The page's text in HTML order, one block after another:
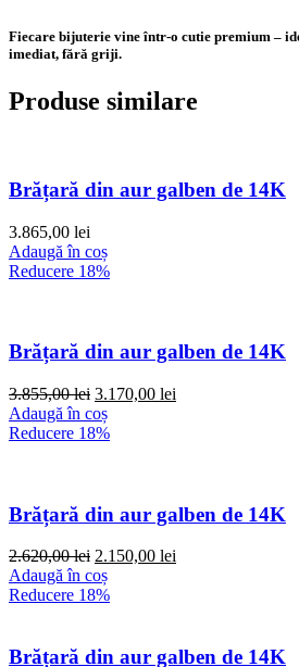
Fiecare bijuterie vine într-o cutie premium –
imediat, fără griji.
Produse similare
Brățară din aur galben de 14K
3.865,00 lei
Adaugă în coș
Reducere 18%
Brățară din aur galben de 14K
3.855,00lei Prețul
inițial
a
3.170,00 lei
Adaugă în coș
Reducere 18%
Brățară din aur galben de 14K
2.620,00lei Prețul
inițial
a
2.150,00 lei
Adaugă în coș
Reducere 18%
Brățară din aur galben de 14K